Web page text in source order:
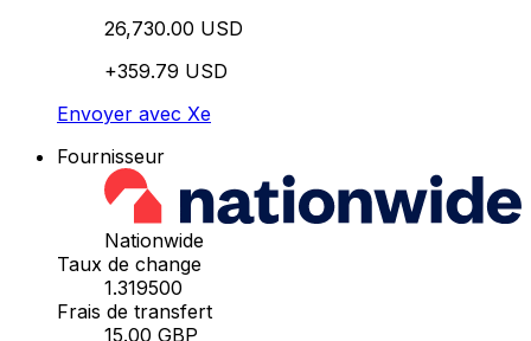
26,730.00 USD
+359.79 USD
Envoyer avec Xe
Fournisseur
Nationwide
Taux de change
1.319500
Frais de transfert
15.00 GBP